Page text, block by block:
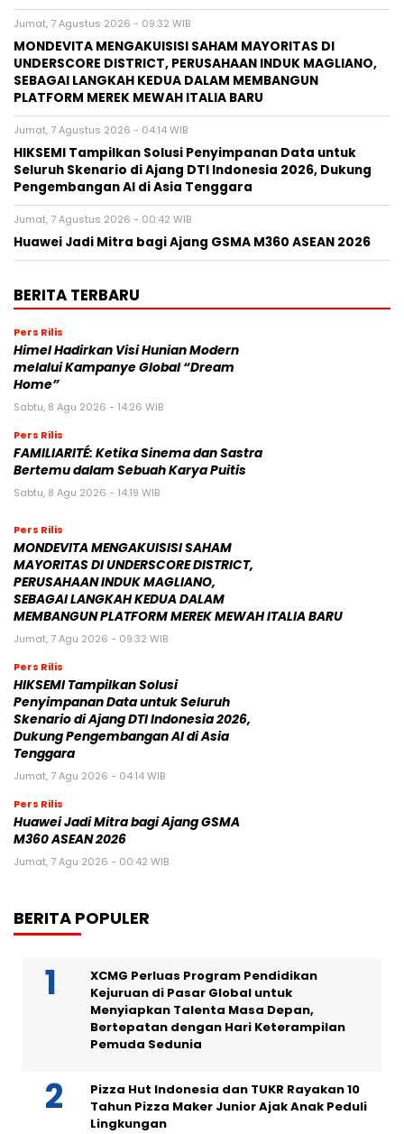
Jumat, 7 Agustus 2026 - 09:32 WIB
MONDEVITA MENGAKUISISI SAHAM MAYORITAS DI
UNDERSCORE DISTRICT, PERUSAHAAN INDUK MAGLIANO,
SEBAGAI LANGKAH KEDUA DALAM MEMBANGUN
PLATFORM MEREK MEWAH ITALIA BARU
Jumat, 7 Agustus 2026 - 04:14 WIB
HIKSEMI Tampilkan Solusi Penyimpanan Data untuk
Seluruh Skenario di Ajang DTI Indonesia 2026, Dukung
Pengembangan AI di Asia Tenggara
Jumat, 7 Agustus 2026 - 00:42 WIB
Huawei Jadi Mitra bagi Ajang GSMA M360 ASEAN 2026
BERITA TERBARU
Pers Rilis
Himel Hadirkan Visi Hunian Modern
melalui Kampanye Global “Dream
Home”
Sabtu, 8 Agu 2026 - 14:26 WIB
Pers Rilis
FAMILIARITÉ: Ketika Sinema dan Sastra
Bertemu dalam Sebuah Karya Puitis
Sabtu, 8 Agu 2026 - 14:19 WIB
Pers Rilis
MONDEVITA MENGAKUISISI SAHAM
MAYORITAS DI UNDERSCORE DISTRICT,
PERUSAHAAN INDUK MAGLIANO,
SEBAGAI LANGKAH KEDUA DALAM
MEMBANGUN PLATFORM MEREK MEWAH ITALIA BARU
Jumat, 7 Agu 2026 - 09:32 WIB
Pers Rilis
HIKSEMI Tampilkan Solusi
Penyimpanan Data untuk Seluruh
Skenario di Ajang DTI Indonesia 2026,
Dukung Pengembangan AI di Asia
Tenggara
Jumat, 7 Agu 2026 - 04:14 WIB
Pers Rilis
Huawei Jadi Mitra bagi Ajang GSMA
M360 ASEAN 2026
Jumat, 7 Agu 2026 - 00:42 WIB
BERITA POPULER
XCMG Perluas Program Pendidikan
Kejuruan di Pasar Global untuk
Menyiapkan Talenta Masa Depan,
Bertepatan dengan Hari Keterampilan
Pemuda Sedunia
Pizza Hut Indonesia dan TUKR Rayakan 10
Tahun Pizza Maker Junior Ajak Anak Peduli
Lingkungan